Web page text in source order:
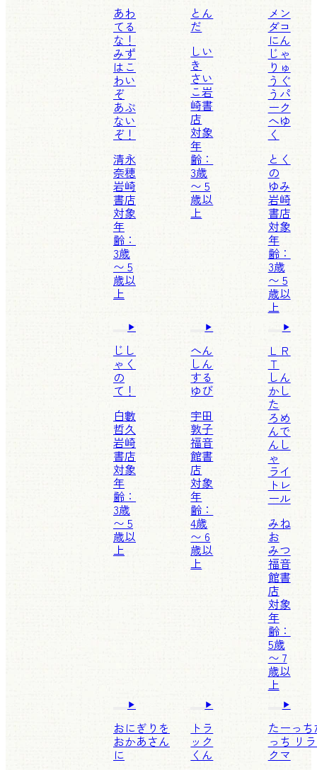
あわ
てる
な！
みず
はこ
わい
ぞ
あぶ
ない
ぞ！
清永
奈穂
岩崎
書店
対象
年
齢：
3歳
〜 5
歳以
上
とん
だ
しい
き
さい
こ岩
崎書
店
対象
年
齢：
3歳
〜 5
歳以
上
メン
ダコ
にん
じゃ
りゅ
うぐ
うパ
ーク
へゆ
く
とく
の
ゆみ
岩崎
書店
対象
年
齢：
3歳
〜 5
歳以
上
じし
ゃく
の
て！
白數
哲久
岩崎
書店
対象
年
齢：
3歳
〜 5
歳以
上
へん
しん
する
ゆび
宇田
敦子
福音
館書
店
対象
年
齢：
4歳
〜 6
歳以
上
ＬＲ
Ｔ
しん
かし
た
ろめ
んで
んし
ゃ
ライ
トレ
ール
みね
お
みつ
福音
館書
店
対象
年
齢：
5歳
〜 7
歳以
上
おにぎりを
おかあさん
に
トラ
ック
くん
たーっち
っち リ
クマ